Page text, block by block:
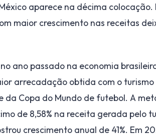
aparece na décima
maior crescimento nas receitas
ano passado na economia
arrecadação obtida com o
da Copa do Mundo de futebol. A
de 8,58% na receita gerada pelo
crescimento anual de 41%. Em